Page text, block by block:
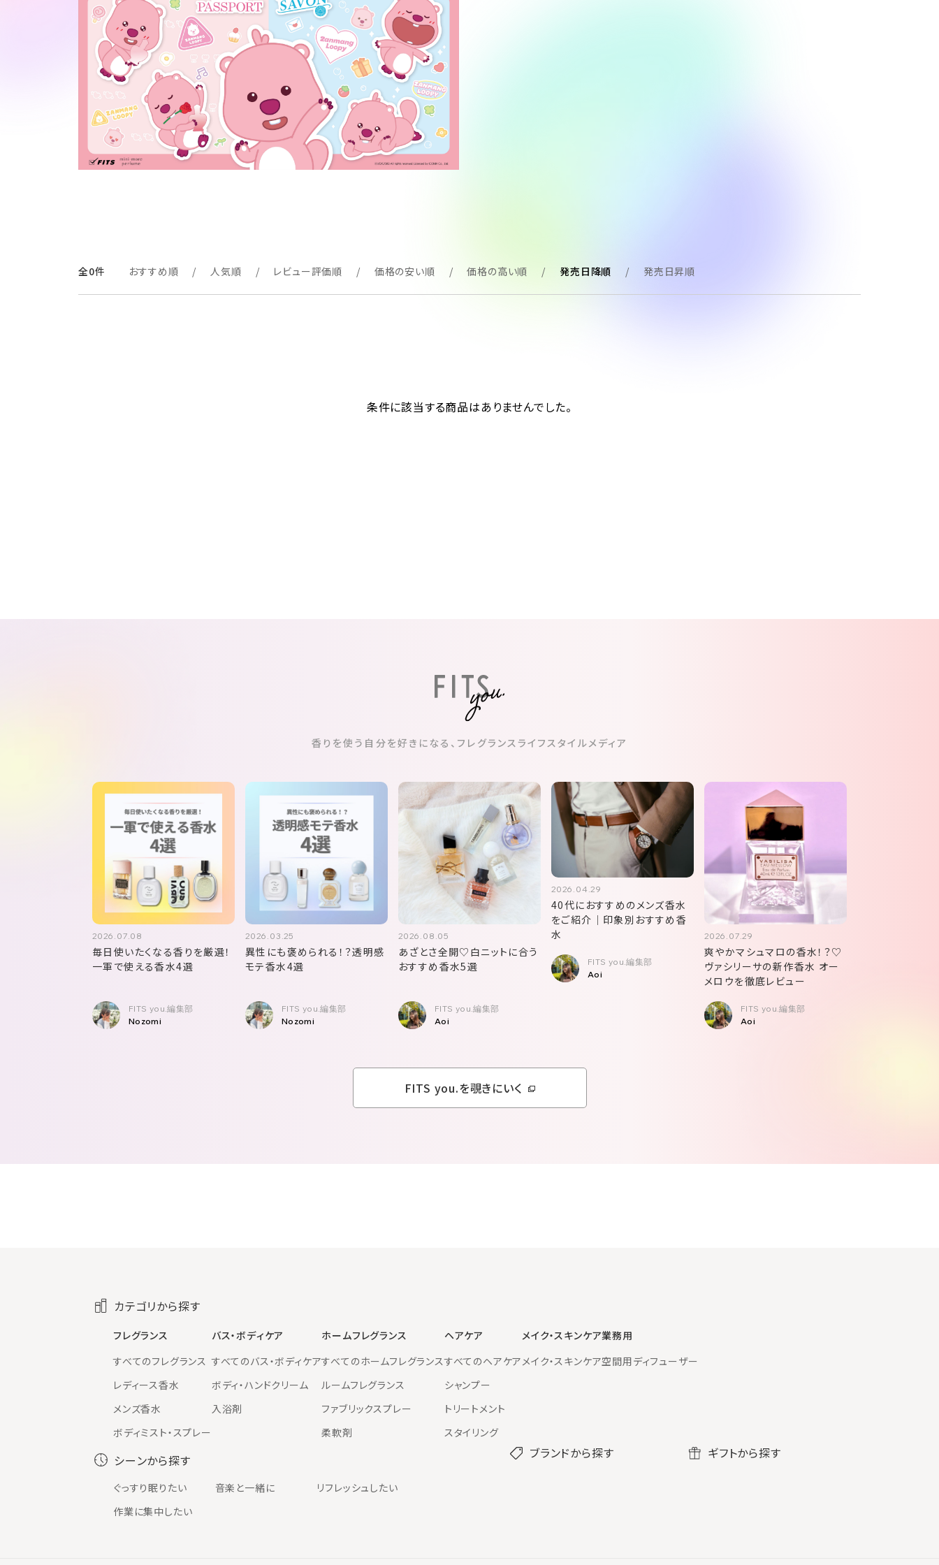
全0件 おすすめ順 人気順 レビュー評価順 価格の安い順 価格の高い順 発売日降順 発売日昇順
条件に該当する商品はありませんでした。
香りを使う自分を好きになる、 フレグランスライフスタイルメディア
2026.07.08
毎日使いたくなる香りを厳選！
一軍で使える香水4選
FITS you.編集部
Nozomi
2026.03.25
異性にも褒められる！？透明感
モテ香水4選
FITS you.編集部
Nozomi
2026.08.05
あざとさ全開♡白ニットに合う
おすすめ香水5選
FITS you.編集部
Aoi
2026.04.29
40代におすすめのメンズ香水
をご紹介｜印象別おすすめ香
水
FITS you.編集部
Aoi
2026.07.29
爽やかマシュマロの香水！？♡
ヴァシリーサの新作香水 オー
メロウを徹底レビュー
FITS you.編集部
Aoi
FITS you.を覗きにいく
カテゴリから探す
フレグランス
すべてのフレグランス
レディース香水
メンズ香水
ボディミスト・スプレー
バス・ボディケア
すべてのバス・ボディケア
ボディ・ハンドクリーム
入浴剤
ホームフレグランス
すべてのホームフレグランス
ルームフレグランス
ファブリックスプレー
柔軟剤
ヘアケア
すべてのヘアケア
シャンプー
トリートメント
スタイリング
メイク・スキンケア
メイク・スキンケア
業務用
空間用ディフューザー
シーンから探す
ぐっすり眠りたい 音楽と一緒に
リフレッシュしたい
作業に集中したい
ブランドから探す ギフトから探す